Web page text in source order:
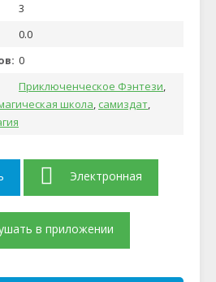
3
0.0
0
Приключенческое Фэнтези,
школа, самиздат,
Электронная
в приложении